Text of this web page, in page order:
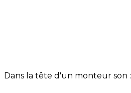
Dans la tête d'un monteur son :